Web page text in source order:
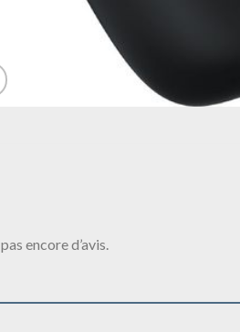
pas encore d’avis.